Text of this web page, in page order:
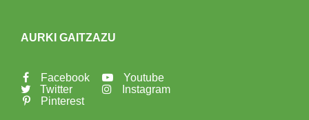
AURKI GAITZAZU
Facebook
Twitter
Pinterest
Youtube
Instagram